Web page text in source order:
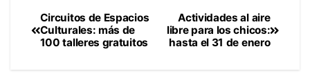
Navegación
de
Actividades al aire
libre para los chicos:
hasta el 31 de enero
Circuitos de Espacios
Culturales: más de
100 talleres gratuitos